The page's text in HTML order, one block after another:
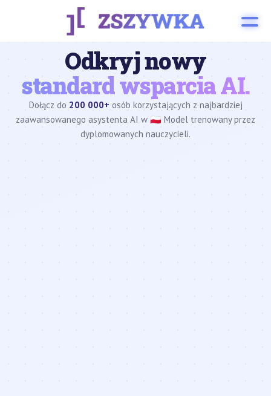
Odkryj nowy
standard wsparcia AI.
Dołącz do 200 000+ osób korzystających z najbardziej
zaawansowanego asystenta AI w 🇵🇱 Model trenowany przez
dyplomowanych nauczycieli.